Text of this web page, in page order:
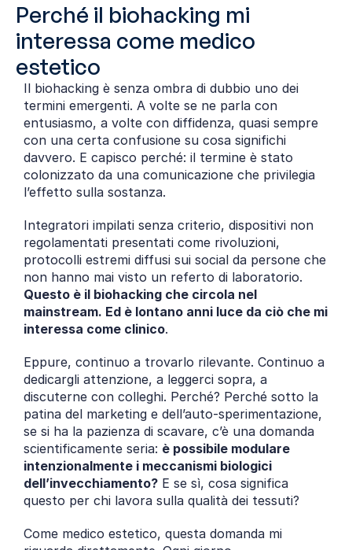
Perché il biohacking mi
interessa come medico
estetico
Il biohacking è senza ombra di dubbio uno dei
termini emergenti. A volte se ne parla con
entusiasmo, a volte con diffidenza, quasi sempre
con una certa confusione su cosa significhi
davvero. E capisco perché: il termine è stato
colonizzato da una comunicazione che privilegia
l’effetto sulla sostanza.
Integratori impilati senza criterio, dispositivi non
regolamentati presentati come rivoluzioni,
protocolli estremi diffusi sui social da persone che
Questo è il biohacking che circola nel
mainstream. Ed è lontano anni luce da ciò che mi
interessa come clinico.
Eppure, continuo a trovarlo rilevante. Continuo a
dedicargli attenzione, a leggerci sopra, a
discuterne con colleghi. Perché? Perché sotto la
patina del marketing e dell’auto-sperimentazione,
se si ha la pazienza di scavare, c’è una domanda
scientificamente seria: è possibile modulare
intenzionalmente i meccanismi biologici
dell’invecchiamento? E se sì, cosa significa
questo per chi lavora sulla qualità dei tessuti?
Come medico estetico, questa domanda mi